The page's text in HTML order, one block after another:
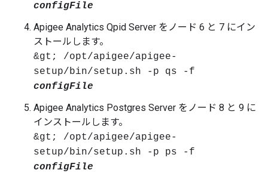
configFile
Apigee Analytics Qpid Server をノード 6 と 7 にイン
ストールします。
&gt; /opt/apigee/apigee-
setup/bin/setup.sh -p qs -f
configFile
Apigee Analytics Postgres Server をノード 8 と 9 に
インストールします。
&gt; /opt/apigee/apigee-
setup/bin/setup.sh -p ps -f
configFile